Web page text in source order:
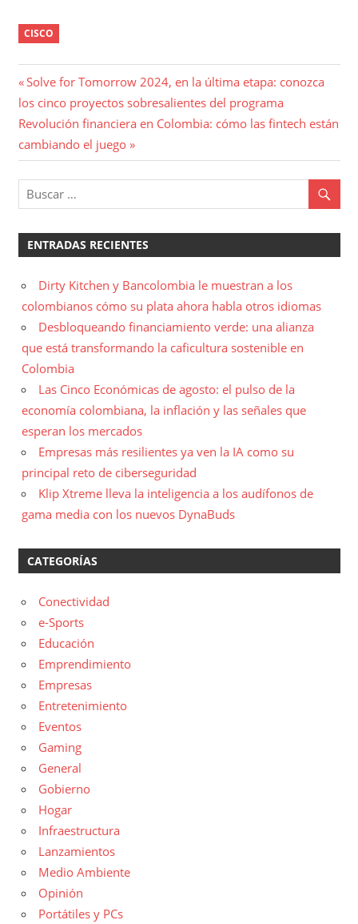
CISCO
Navegación
de
entradas
Entrada
anterior:
Solve for Tomorrow 2024, en la última etapa: conozca
los cinco proyectos sobresalientes del programa
Entrada
siguiente:
Revolución financiera en Colombia: cómo las fintech están
cambiando el juego
ENTRADAS RECIENTES
Dirty Kitchen y Bancolombia le muestran a los
colombianos cómo su plata ahora habla otros idiomas
Desbloqueando financiamiento verde: una alianza
que está transformando la caficultura sostenible en
Colombia
Las Cinco Económicas de agosto: el pulso de la
economía colombiana, la inflación y las señales que
esperan los mercados
Empresas más resilientes ya ven la IA como su
principal reto de ciberseguridad
Klip Xtreme lleva la inteligencia a los audífonos de
gama media con los nuevos DynaBuds
CATEGORÍAS
Conectividad
e-Sports
Educación
Emprendimiento
Empresas
Entretenimiento
Eventos
Gaming
General
Gobierno
Hogar
Infraestructura
Lanzamientos
Medio Ambiente
Opinión
Portátiles y PCs